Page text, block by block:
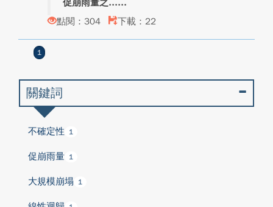
促崩雨量之...
點閱：304
下載：22
1
關鍵詞
不確定性 1
促崩雨量 1
大規模崩塌 1